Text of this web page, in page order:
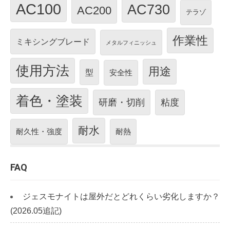
AC100 AC200 AC730 テラゾ
ミキシングブレード メタルフィニッシュ 作業性
使用方法 型 安全性 用途
着色・塗装 研磨・切削 粘度
耐久性・強度 耐水 耐熱
FAQ
ジェスモナイトは屋外だとどれくらい劣化しますか？
(2026.05追記)